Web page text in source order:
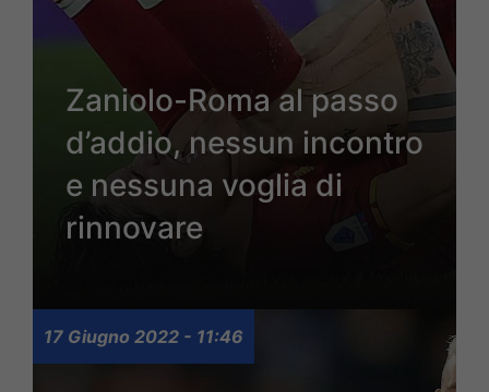
Zaniolo-Roma al passo
d’addio, nessun incontro
e nessuna voglia di
rinnovare
17 Giugno 2022 - 11:46